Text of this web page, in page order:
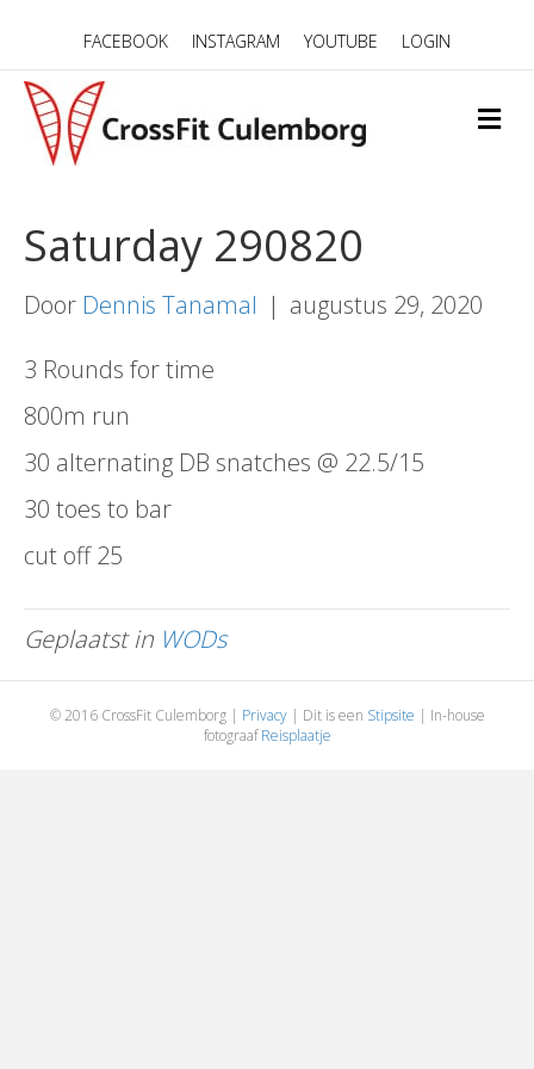
FACEBOOK INSTAGRAM YOUTUBE LOGIN
M
E
Saturday 290820
Door Dennis Tanamal | augustus 29, 2020
3 Rounds for time
800m run
30 alternating DB snatches @ 22.5/15
30 toes to bar
cut off 25
Geplaatst in WODs
© 2016 CrossFit Culemborg | Privacy| Dit is een Stipsite | In-house
fotograafReisplaatje